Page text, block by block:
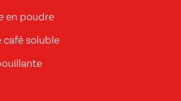
en poudre
café soluble